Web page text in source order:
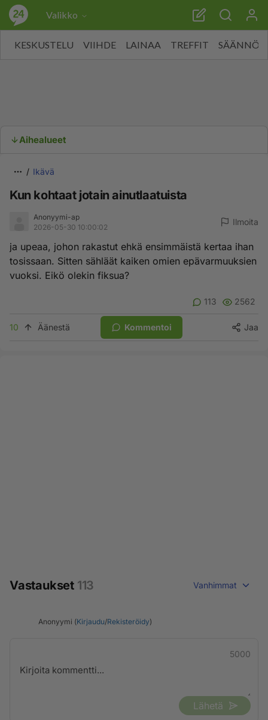
Valikko
KESKUSTELU VIIHDE LAINAA TREFFIT SÄÄNNÖT
Aihealueet
Ikävä
Kun kohtaat jotain ainutlaatuista
Anonyymi-ap
2026-05-30 10:00:02
Ilmoita
ja upeaa, johon rakastut ehkä ensimmäistä kertaa ihan
tosissaan. Sitten sähläät kaiken omien epävarmuuksien
vuoksi. Eikö olekin fiksua?
113 2562
10 Äänestä Kommentoi Jaa
Vastaukset 113 Vanhimmat
Anonyymi (Kirjaudu/Rekisteröidy)
5000
Lähetä